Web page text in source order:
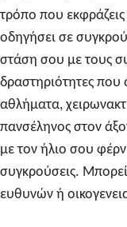
τρόπο που εκφράζεις
οδηγήσει σε
στάση σου με τους
δραστηριότητες
αθλήματα,
πανσέληνος στον
με τον ήλιο σου
συγκρούσεις.
ευθυνών ή